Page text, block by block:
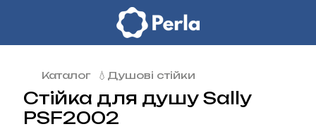
Каталог 💧Душові стійки
Стійка для душу Sally
PSF2002